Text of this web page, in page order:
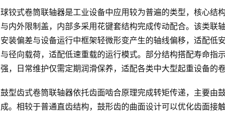
球铰式卷筒联轴器是工业设备中应用较为普遍的类型，核心结
与内外限制盖，内部多采用花键套结构完成传动配合。该类联
安装偏差与设备运行中框架轻微形变产生的轴线偏移，适配低
与径向载荷，适配低速重载的运行模式。部分结构搭配寿命指
强，日常维护仅需定期润滑保养，适配各类中大型起重设备的卷
鼓型齿式卷筒联轴器依托齿面啮合原理完成转矩传递，主要由
成。相较于普通直齿结构，鼓形齿的曲面设计可以优化齿面接